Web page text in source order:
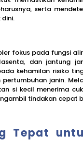
serta
fokus pada fungsi
dan jantung
kehamilan risiko
janin.
si kecil menerima
tindakan cepat
Tepat